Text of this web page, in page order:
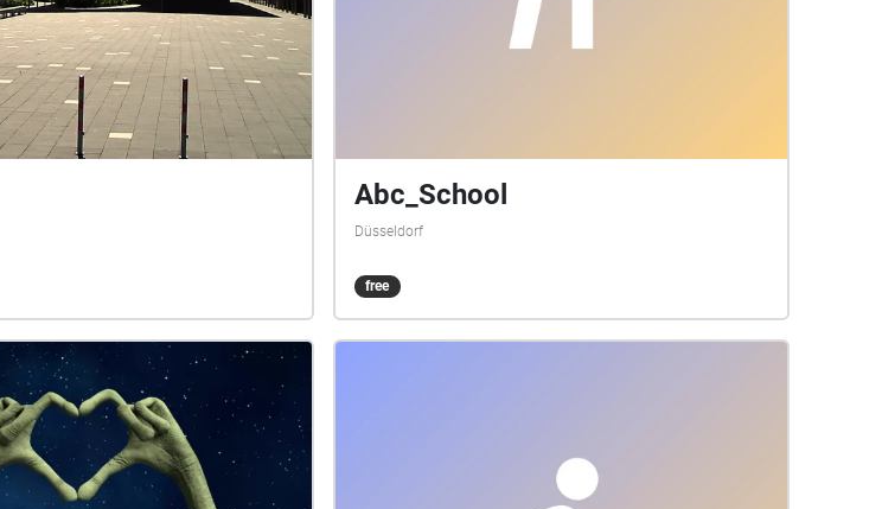
Abc_School
Düsseldorf
free